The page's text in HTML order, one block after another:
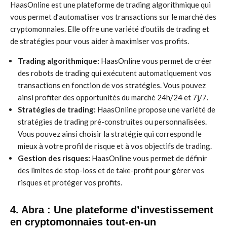
HaasOnline est une plateforme de trading algorithmique qui
vous permet d’automatiser vos transactions sur le marché des
cryptomonnaies. Elle offre une variété d’outils de trading et
de stratégies pour vous aider à maximiser vos profits.
Trading algorithmique: HaasOnline vous permet de créer
des robots de trading qui exécutent automatiquement vos
transactions en fonction de vos stratégies. Vous pouvez
ainsi profiter des opportunités du marché 24h/24 et 7j/7.
Stratégies de trading: HaasOnline propose une variété de
stratégies de trading pré-construites ou personnalisées.
Vous pouvez ainsi choisir la stratégie qui correspond le
mieux à votre profil de risque et à vos objectifs de trading.
Gestion des risques: HaasOnline vous permet de définir
des limites de stop-loss et de take-profit pour gérer vos
risques et protéger vos profits.
4. Abra : Une plateforme d’investissement
en cryptomonnaies tout-en-un